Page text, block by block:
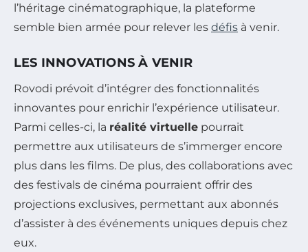
l’héritage cinématographique, la plateforme
semble bien armée pour relever les défis à venir.
LES INNOVATIONS À VENIR
Rovodi prévoit d’intégrer des fonctionnalités
innovantes pour enrichir l’expérience utilisateur.
Parmi celles-ci, la réalité virtuelle pourrait
permettre aux utilisateurs de s’immerger encore
plus dans les films. De plus, des collaborations avec
des festivals de cinéma pourraient offrir des
projections exclusives, permettant aux abonnés
d’assister à des événements uniques depuis chez
eux.